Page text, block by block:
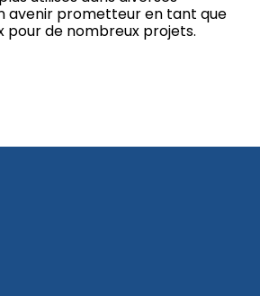
avenir prometteur en tant que
pour de nombreux projets.